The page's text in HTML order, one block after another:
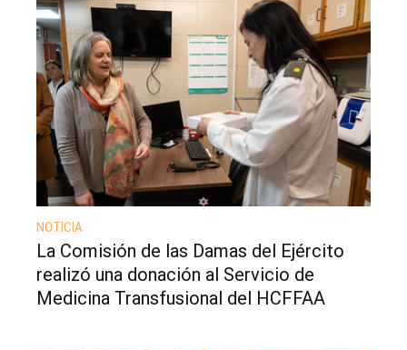
La Comisión de las Damas del Ejército
realizó una donación al Servicio de
Medicina Transfusional del HCFFAA
NOTICIA